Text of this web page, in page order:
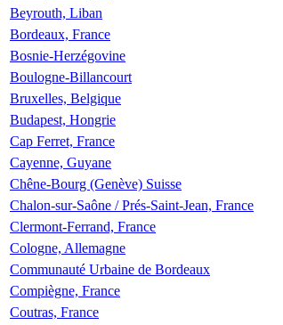
Beyrouth, Liban
Bordeaux, France
Bosnie-Herzégovine
Boulogne-Billancourt
Bruxelles, Belgique
Budapest, Hongrie
Cap Ferret, France
Cayenne, Guyane
Chêne-Bourg (Genève) Suisse
Chalon-sur-Saône / Prés-Saint-Jean, France
Clermont-Ferrand, France
Cologne, Allemagne
Communauté Urbaine de Bordeaux
Compiègne, France
Coutras, France